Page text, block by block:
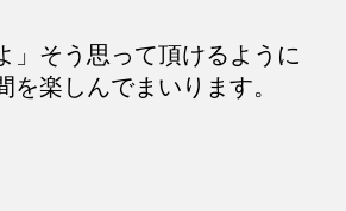
」そう思って頂けるように
楽しんでまいります。